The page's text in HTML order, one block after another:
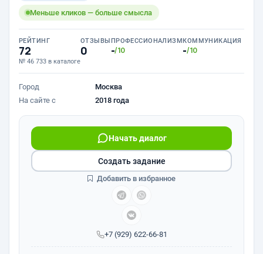
Меньше кликов — больше смысла
РЕЙТИНГ
72
№ 46 733 в каталоге
ОТЗЫВЫ
0
ПРОФЕССИОНАЛИЗМ
-/10
КОММУНИКАЦИЯ
-/10
Город
Москва
На сайте с
2018 года
+7 (929) 622-66-81
Начать диалог
Создать задание
Добавить в избранное